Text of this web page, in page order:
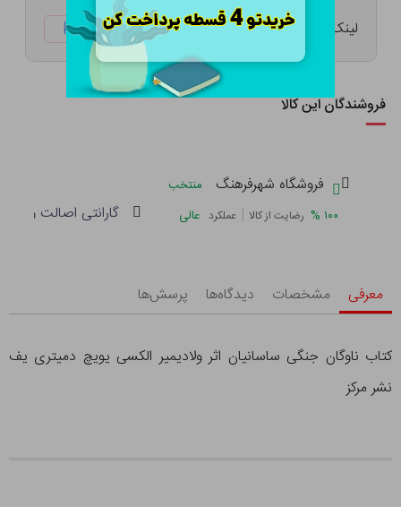
لینک کوتاه: ketabtala.com/sbp-54231
فروشندگان این کالا
فروشگاه شهرفرهنگ
منتخب
۱۰۰ % رضایت از کالا | عملکرد عالی گارانتی اصالت و
معرفی مشخصات دیدگاه‌ها پرسش‌ها
کتاب ناوگان جنگی ساسانیان اثر ولادیمیر الکسی یویچ دمیتری یف
نشر مرکز